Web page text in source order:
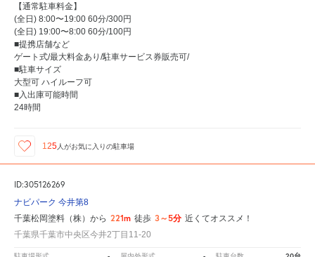
【通常駐車料金】
(全日) 8:00〜19:00 60分/300円
(全日) 19:00〜8:00 60分/100円
■提携店舗など
ゲート式/最大料金あり/駐車サービス券販売可/
■駐車サイズ
大型可 ハイルーフ可
■入出庫可能時間
24時間
125 人がお気に入りの駐車場
ID:305126269
ナビパーク 今井第8
千葉松岡塗料（株）から 221m 徒歩 3～5分 近くてオススメ！
千葉県千葉市中央区今井2丁目11-20